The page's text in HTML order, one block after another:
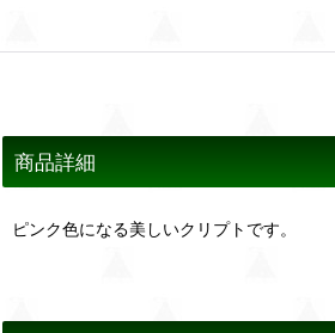
商品詳細
ピンク色になる美しいクリプトです。